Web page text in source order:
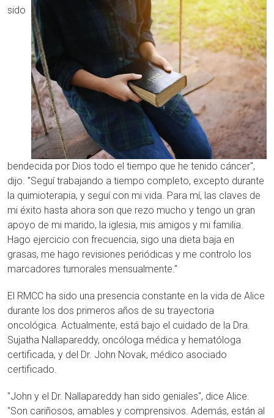
sido
bendecida por Dios todo el tiempo que he tenido cáncer",
dijo. "Seguí trabajando a tiempo completo, excepto durante
la quimioterapia, y seguí con mi vida. Para mí, las claves de
mi éxito hasta ahora son que rezo mucho y tengo un gran
apoyo de mi marido, la iglesia, mis amigos y mi familia.
Hago ejercicio con frecuencia, sigo una dieta baja en
grasas, me hago revisiones periódicas y me controlo los
marcadores tumorales mensualmente."
El RMCC ha sido una presencia constante en la vida de Alice
durante los dos primeros años de su trayectoria
oncológica. Actualmente, está bajo el cuidado de la Dra.
Sujatha Nallapareddy, oncóloga médica y hematóloga
certificada, y del Dr. John Novak, médico asociado
certificado.
"John y el Dr. Nallapareddy han sido geniales", dice Alice.
"Son cariñosos, amables y comprensivos. Además, están al